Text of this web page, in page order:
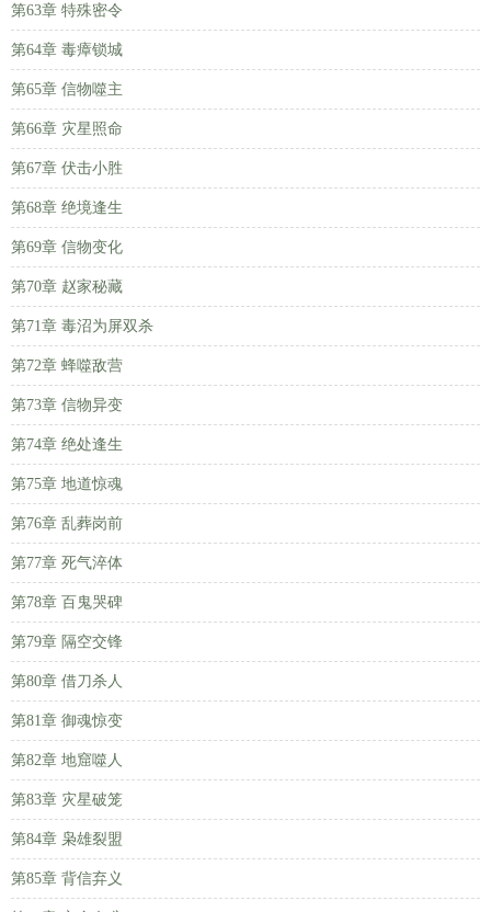
第63章 特殊密令
第64章 毒瘴锁城
第65章 信物噬主
第66章 灾星照命
第67章 伏击小胜
第68章 绝境逢生
第69章 信物变化
第70章 赵家秘藏
第71章 毒沼为屏双杀
第72章 蜂噬敌营
第73章 信物异变
第74章 绝处逢生
第75章 地道惊魂
第76章 乱葬岗前
第77章 死气淬体
第78章 百鬼哭碑
第79章 隔空交锋
第80章 借刀杀人
第81章 御魂惊变
第82章 地窟噬人
第83章 灾星破笼
第84章 枭雄裂盟
第85章 背信弃义